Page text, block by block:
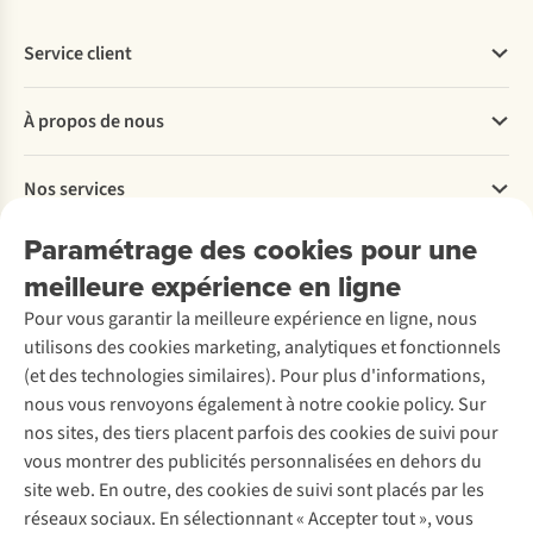
Paramétrage des cookies pour une
meilleure expérience en ligne
Pour vous garantir la meilleure expérience en ligne, nous
utilisons des cookies marketing, analytiques et fonctionnels
(et des technologies similaires). Pour plus d'informations,
nous vous renvoyons également à notre cookie policy. Sur
nos sites, des tiers placent parfois des cookies de suivi pour
vous montrer des publicités personnalisées en dehors du
site web. En outre, des cookies de suivi sont placés par les
réseaux sociaux. En sélectionnant « Accepter tout », vous
Service client
Commander
Payer
Livraison
Rétractation d'une commande
Entretien & réparations
Garantie
Contactez-nous
À propos de nous
Explore More
À propos d’Ayacucho
Nos magasins
À propos d’A.S.Adventure
Déclaration d'accessibilité
Nos services
Location / Location sports d’hiver
Seconde-main
Entretien de ski
Service de lavage
Entretien de chaussures
Réparation de chaussures
Réparation de vêtements
Retouches
Pour les entreprises
Découvrez
Explore Camp
Gear Check
Expertise & conseils
Abonnez-vous à la newsletter
Suivez-nous